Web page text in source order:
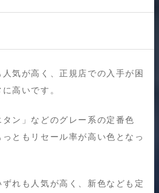
気が高く、正規店での入手が困
高いです。
ン」などのグレー系の定番色
ともリセール率が高い色となっ
れも人気が高く、新色なども定